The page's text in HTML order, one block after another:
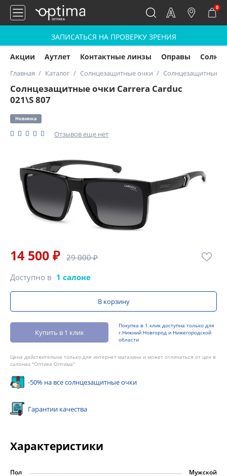
0
ЗАПИСАТЬСЯ НА ПРОВЕРКУ ЗРЕНИЯ
Акции Аутлет Контактные линзы Оправы
Главная Каталог Солнцезащитные очки Солнцезащитные
Солнцезащитные очки Carrera Carduc
021\S 807
Новинка
Отзывов еще нет
14 500 ₽ 29 000 ₽
Доступно в 1 салоне
В корзину
Купить в 1 клик
Покупка в 1 клик доступна только для
г.Нижний Новгород и Нижегородской
области
Цена действительна только для интернет-магазина и может отличаться от цен в
салонах "Оптика Оптима"
-50% на все солнцезащитные очки
Гарантии качества
Характеристики
Пол
Мужской